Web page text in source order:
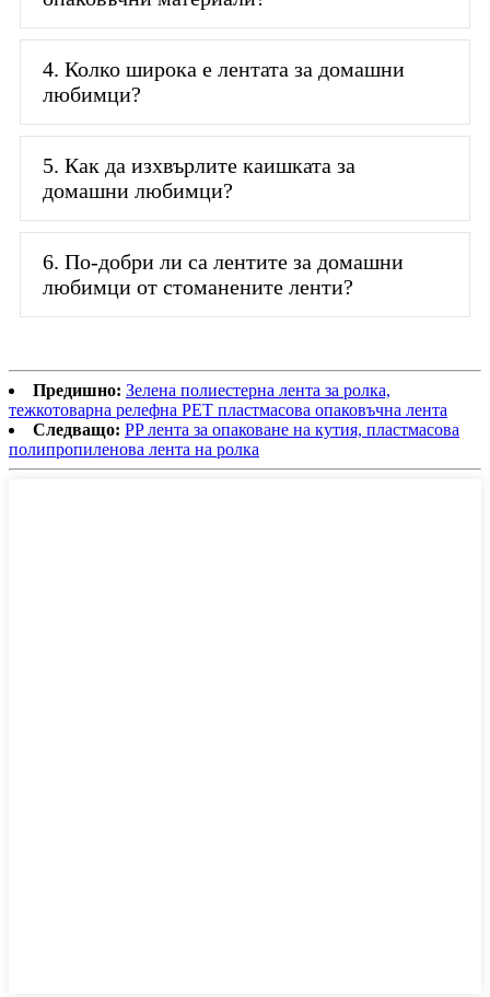
4. Колко широка е лентата за домашни
любимци?
5. Как да изхвърлите каишката за
домашни любимци?
6. По-добри ли са лентите за домашни
любимци от стоманените ленти?
Предишно: Зелена полиестерна лента за ролка,
тежкотоварна релефна PET пластмасова опаковъчна лента
Следващо: PP лента за опаковане на кутия, пластмасова
полипропиленова лента на ролка